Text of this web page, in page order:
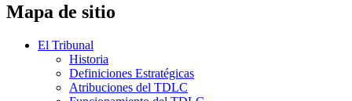
Mapa de sitio
El Tribunal
Historia
Definiciones Estratégicas
Atribuciones del TDLC